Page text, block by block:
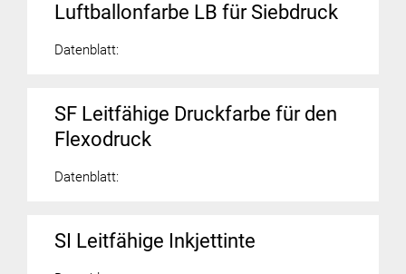
Luftballonfarbe LB für Siebdruck
Datenblatt:
SF Leitfähige Druckfarbe für den
Flexodruck
Datenblatt:
SI Leitfähige Inkjettinte